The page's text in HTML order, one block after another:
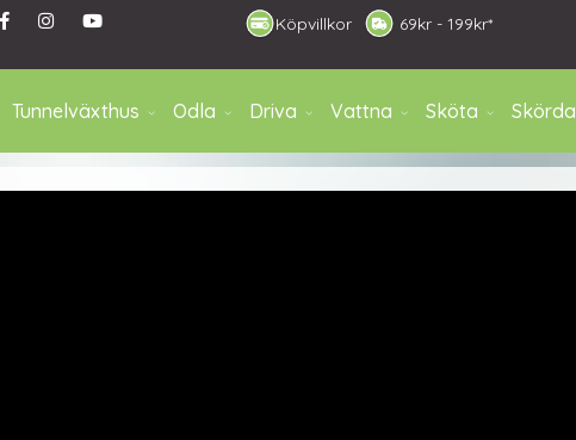
69kr - 199kr*
Köpvillkor
Tunnelväxthus Odla Driva Vattna Sköta Skörda